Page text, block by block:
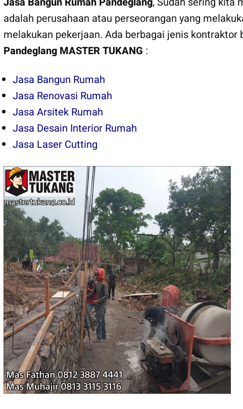
adalah perusahaan atau perseorangan yang
melakukan pekerjaan. Ada berbagai jenis
Pandeglang MASTER TUKANG :
Jasa Bangun Rumah
Jasa Renovasi Rumah
Jasa Arsitek Rumah
Jasa Desain Interior Rumah
Jasa Laser Cutting